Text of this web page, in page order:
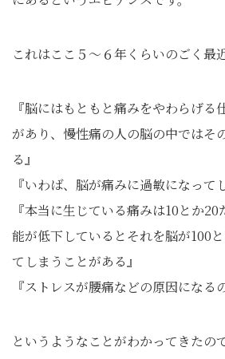
これはここ５～６年くらいのごく最
『脳にはもともと痛みをやわらげる
があり、慢性痛の人の脳の中ではそ
る』
『いわば、脳が痛みに過敏になって
『本当に生じている痛みは10とか
能が低下しているとそれを脳が100
てしまうことがある』
『ストレスが腰痛などの原因になる
というようなことがわかってきたので